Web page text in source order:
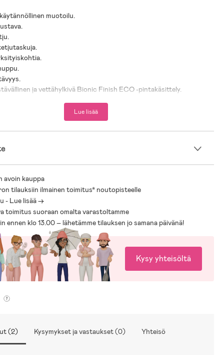
muotoilu.
ja vettähylkivä Bionic Finish ECO -pintakäsittely.
Lue lisää
avoin kauppa
tilauksiin ilmainen toimitus* noutopisteelle
- Lue lisää ->
toimitus suoraan omalta varastoltamme
ennen klo 13.00 – lähetämme tilauksen jo samana päivänä!
Kysy yhteisöltä
(2) Kysymykset ja vastaukset (0) Yhteisö